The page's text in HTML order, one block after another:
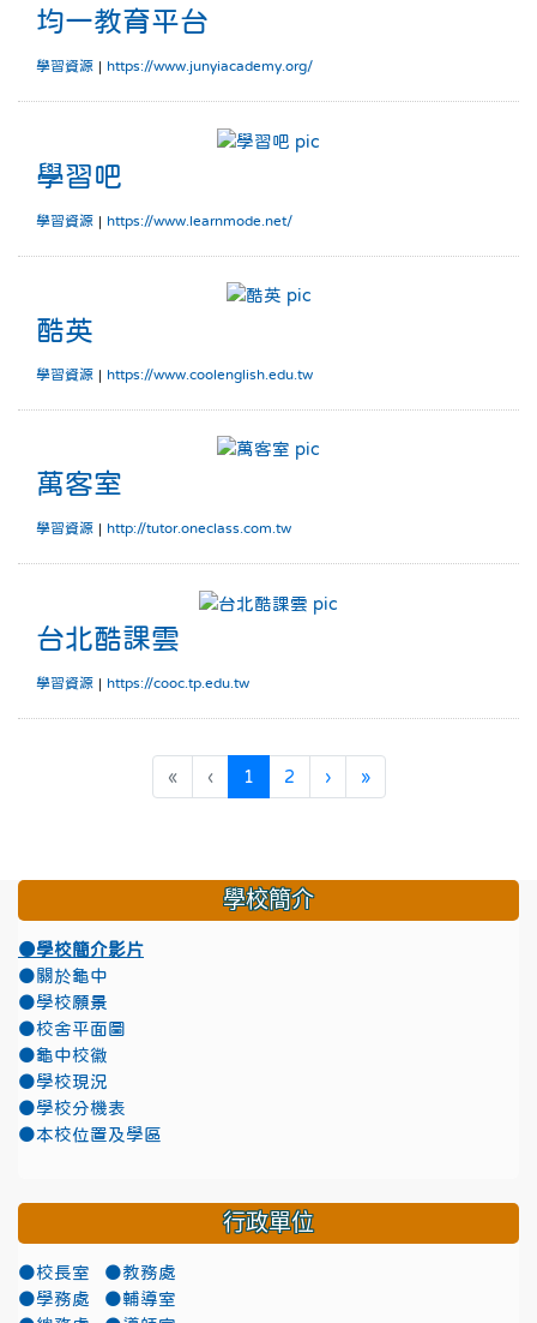
均一教育平台
學習資源 | https://www.junyiacademy.org/
學習吧
學習資源 | https://www.learnmode.net/
酷英
酷英
學習資源 | https://www.coolenglish.edu.tw
萬客室
學習資源 | http://tutor.oneclass.com.tw
台北酷課雲
學習資源 | https://cooc.tp.edu.tw
« ‹ 1 (目前頁次)
2 ›下一頁
»最後頁
學校簡介
●學校簡介影片
●關於龜中
●學校願景
●校舍平面圖
●龜中校徽
●學校現況
●學校分機表
●本校位置及學區
行政單位
●校長室
●教務處
●學務處
●輔導室